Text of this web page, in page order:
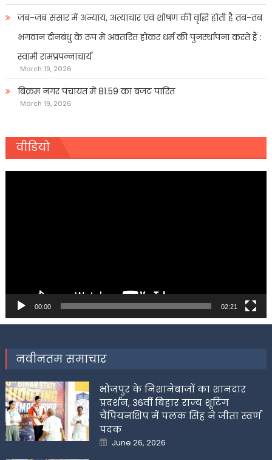
जब-जब संसार में अन्याय, अत्याचार एवं शोषण की वृद्धि होती है तब-तब
भगवान दीनबंधु के रूप में अवतरित होकर धर्म की पुनर्स्थापना करते हैं :
स्वामी रामप्रपन्नाचार्य
March 19, 2026
बिक्रम नगर पंचायत में 81.59 का बजट पारित
March 19, 2026
वीडियो
00:00 02:21
नवीनतम समाचार
भोजपुर के निशानेबाजों का शानदार
प्रदर्शन, 36वीं बिहार राज्य शूटिंग
चैंपियनशिप में पलक सिंह ने जीता स्वर्ण
पदक
Posted
on
June 26, 2026